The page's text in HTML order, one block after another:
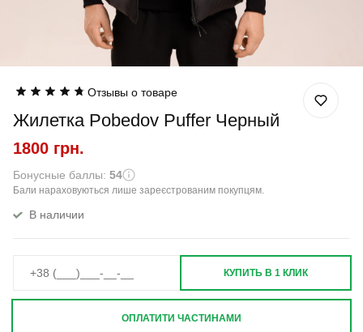
Отзывы о товаре
Жилетка Pobedov Puffer Черный
1800 грн.
Бонусные баллы: 54
Бали нараховуються лише зареєстрованим покупцям.
В наличии
КУПИТЬ В 1 КЛИК
ОПЛАТИТИ ЧАСТИНАМИ